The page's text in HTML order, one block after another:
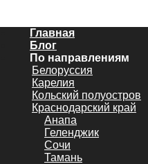
Главная
Блог
По направлениям
Белоруссия
Карелия
Кольский полуостров
Краснодарский край
Анапа
Геленджик
Сочи
Тамань